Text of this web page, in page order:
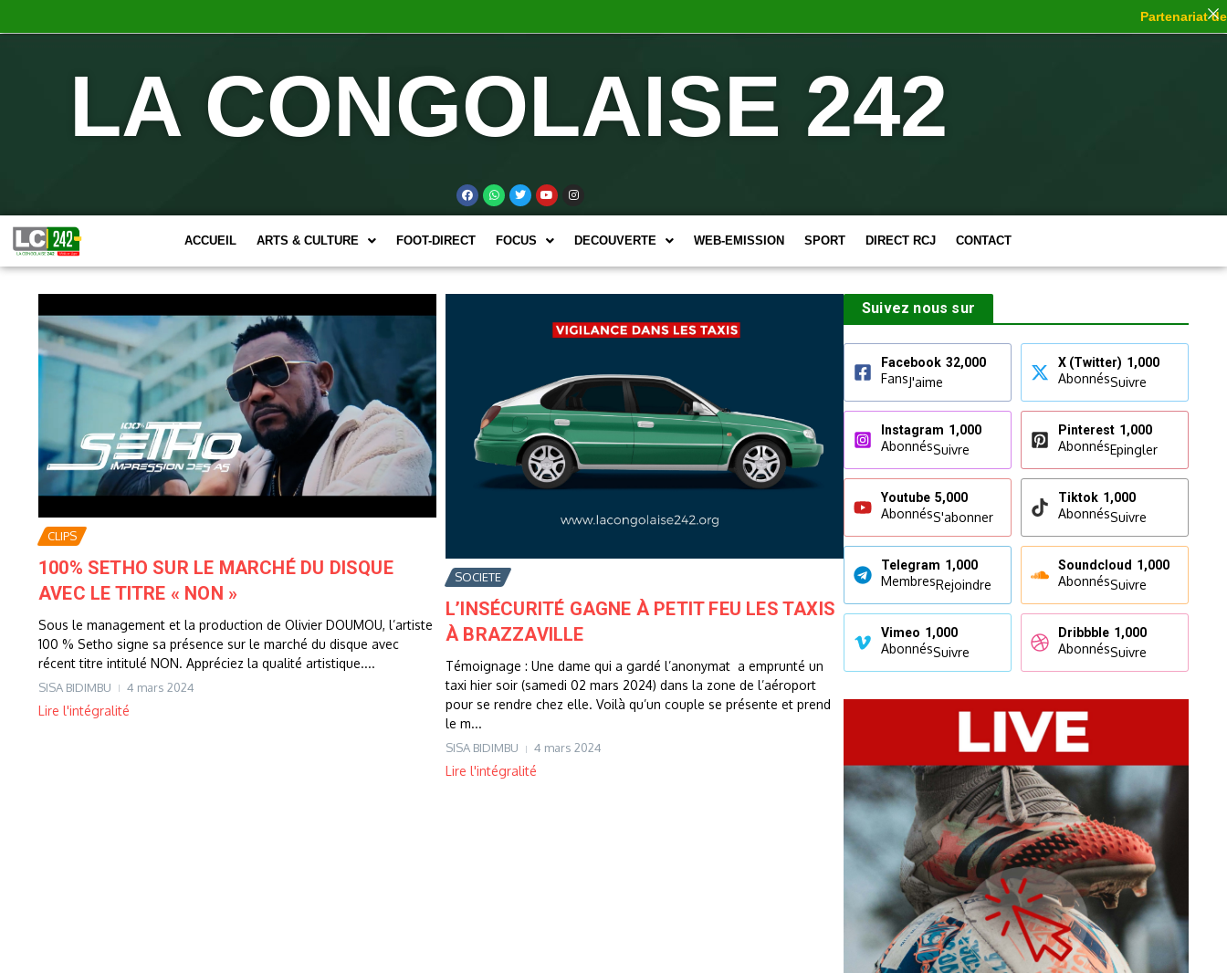
LA CONGOLAISE 242
ACCUEIL ARTS & CULTURE FOOT-DIRECT FOCUS DECOUVERTE WEB-EMISSION SPORT DIRECT RCJ CONTACT
CLIPS
100% SETHO SUR LE MARCHÉ DU DISQUE
AVEC LE TITRE « NON »
Sous le management et la production de Olivier DOUMOU, l’artiste
100 % Setho signe sa présence sur le marché du disque avec
récent titre intitulé NON. Appréciez la qualité artistique....
SISA BIDIMBU 4 mars 2024
Lire l'intégralité
SOCIETE
L’INSÉCURITÉ GAGNE À PETIT FEU LES TAXIS
À BRAZZAVILLE
Témoignage : Une dame qui a gardé l’anonymat a emprunté un
taxi hier soir (samedi 02 mars 2024) dans la zone de l’aéroport
pour se rendre chez elle. Voilà qu’un couple se présente et prend
le m...
SISA BIDIMBU 4 mars 2024
Lire l'intégralité
Suivez nous sur
Facebook 32,000
FansJ'aime
X (Twitter) 1,000
AbonnésSuivre
Instagram 1,000
AbonnésSuivre
Pinterest 1,000
AbonnésEpingler
Youtube 5,000
AbonnésS'abonner
Tiktok 1,000
AbonnésSuivre
Telegram 1,000
MembresRejoindre
Soundcloud 1,000
AbonnésSuivre
Vimeo 1,000
AbonnésSuivre
Dribbble 1,000
AbonnésSuivre
Partenariat de